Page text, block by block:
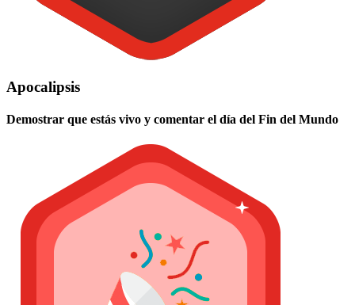
Apocalipsis
Demostrar que estás vivo y comentar el día del Fin del Mundo